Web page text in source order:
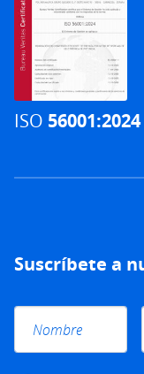
ISO 56001:2024
Suscríbete a